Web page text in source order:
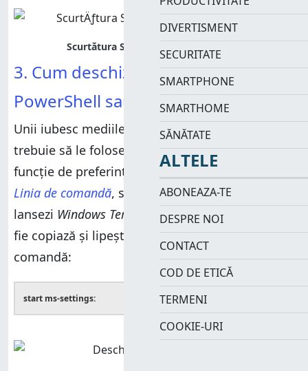
3. Cum deschizi Setări din CMD,
PowerShell sau Windows Terminal
Unii iubesc mediile în linie de comandă sau
trebuie să le folosească într-un anumit scop. În
funcție de preferințele tale, poți să
Linia de comandă, să porneștiPowerShell
lansezi Windows Terminal
. În oricare dintre ele,
fie copiază și lipește, fie tastează următoarea
comandă:
start ms-settings:
DIVERTISMENT
SECURITATE
SMARTPHONE
SMARTHOME
SĂNĂTATE
ALTELE
ABONEAZA-TE
DESPRE NOI
CONTACT
COD DE ETICĂ
TERMENI
COOKIE-URI